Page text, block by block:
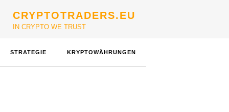
CRYPTOTRADERS.EU
IN CRYPTO WE TRUST
STRATEGIE KRYPTOWÄHRUNGEN